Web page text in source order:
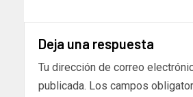
Deja una respuesta
Tu dirección de correo
publicada. Los campos